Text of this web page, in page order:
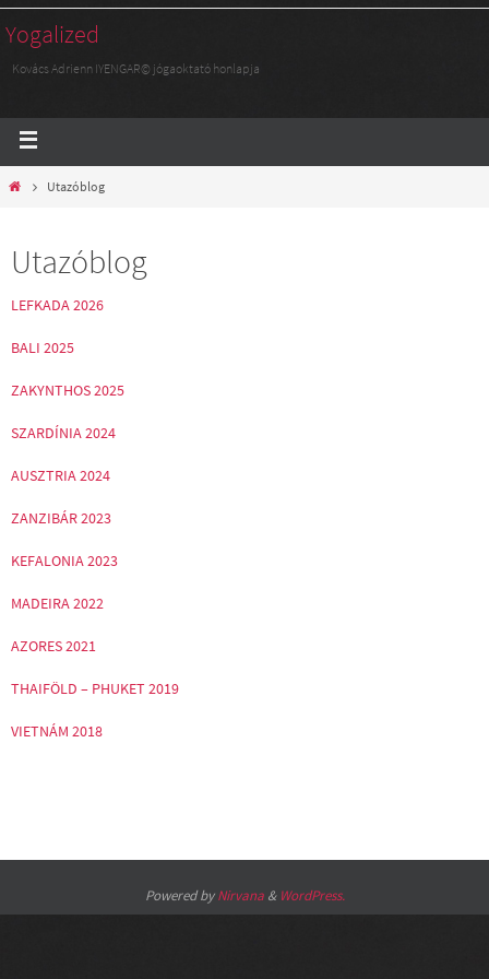
Yogalized
Kovács Adrienn IYENGAR© jógaoktató honlapja
Utazóblog
Utazóblog
LEFKADA 2026
BALI 2025
ZAKYNTHOS 2025
SZARDÍNIA 2024
AUSZTRIA 2024
ZANZIBÁR 2023
KEFALONIA 2023
MADEIRA 2022
AZORES 2021
THAIFÖLD – PHUKET 2019
VIETNÁM 2018
Powered byNirvana& WordPress.